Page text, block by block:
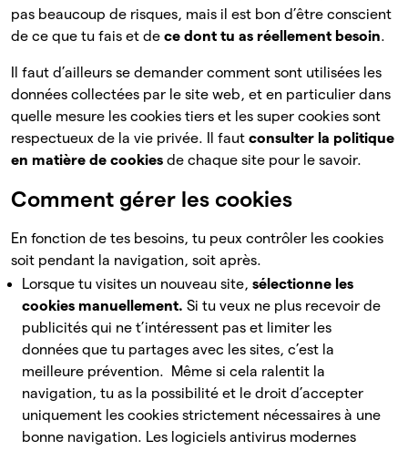
pas beaucoup de risques, mais il est bon d’être conscient
de ce que tu fais et de ce dont tu as réellement besoin.
Il faut d’ailleurs se demander comment sont utilisées les
données collectées par le site web, et en particulier dans
quelle mesure les cookies tiers et les super cookies sont
respectueux de la vie privée. Il faut consulter la politique
en matière de cookies de chaque site pour le savoir.
Comment gérer les cookies
En fonction de tes besoins, tu peux contrôler les cookies
soit pendant la navigation, soit après.
Lorsque tu visites un nouveau site, sélectionne les
cookies manuellement. Si tu veux ne plus recevoir de
publicités qui ne t’intéressent pas et limiter les
données que tu partages avec les sites, c’est la
meilleure prévention. Même si cela ralentit la
navigation, tu as la possibilité et le droit d’accepter
uniquement les cookies strictement nécessaires à une
bonne navigation. Les logiciels antivirus modernes